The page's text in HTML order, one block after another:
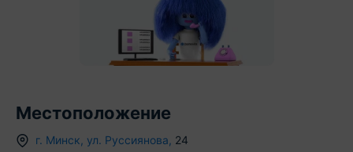
Местоположение
г. Минск ул. Руссиянова 24